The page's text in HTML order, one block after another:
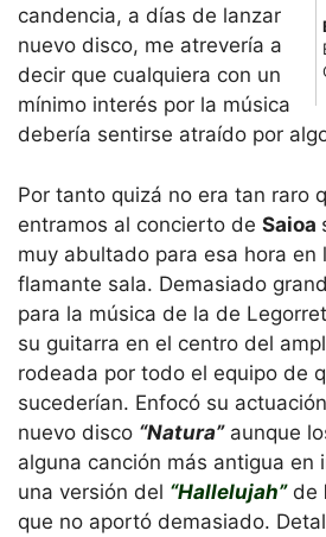
candencia, a días de lanzar
nuevo disco, me atrevería a
decir que cualquiera con un
mínimo interés por la música
debería sentirse atraído por
Por tanto quizá no era tan raro
entramos al concierto de Saioa
muy abultado para esa hora en
flamante sala. Demasiado
para la música de la de
su guitarra en el centro del
rodeada por todo el equipo de
sucederían. Enfocó su
nuevo disco “Natura”aunque
alguna canción más antigua en
una versión del “Hallelujah”de
que no aportó demasiado.